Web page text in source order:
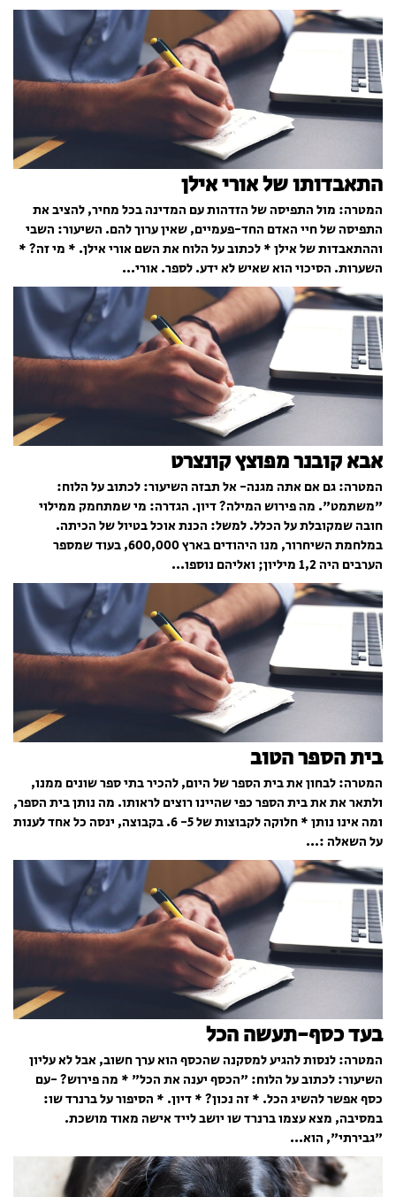
התאבדותו של אורי אילן
המטרה: מול התפיסה של הזדהות עם המדינה בכל מחיר, להציב את
התפיסה של חיי האדם החד-פעמיים, שאין ערוך להם. השיעור: השבי
וההתאבדות של אילן * לכתוב על הלוח את השם אורי אילן. * מי זה? *
השערות. הסיכוי הוא שאיש לא ידע. לספר. אורי...
אבא קובנר מפוצץ קונצרט
המטרה: גם אם אתה מגנה- אל תבזה השיעור: לכתוב על הלוח:
"משתמט". מה פירוש המילה? דיון. הגדרה: מי שמתחמק ממילוי
חובה שמקובלת על הכלל. למשל: הכנת אוכל בטיול של הכיתה.
במלחמת השיחרור, מנו היהודים בארץ 600,000, בעוד שמספר
הערבים היה 1,2 מיליון; ואליהם נוספו...
בית הספר הטוב
המטרה: לבחון את בית הספר של היום, להכיר בתי ספר שונים ממנו,
ולתאר את את בית הספר כפי שהיינו רוצים לראותו. מה נותן בית הספר,
ומה אינו נותן * חלוקה לקבוצות של 5- 6. בקבוצה, ינסה כל אחד לענות
על השאלה :...
בעד כסף-תעשה הכל
המטרה: לנסות להגיע למסקנה שהכסף הוא ערך חשוב, אבל לא עליון
השיעור: לכתוב על הלוח: "הכסף יענה את הכל" * מה פירוש? -עם
כסף אפשר להשיג הכל. * זה נכון? * דיון. * הסיפור על ברנרד שו:
במסיבה, מצא עצמו ברנרד שו יושב לייד אישה מאוד מושכת.
"גבירתי", הוא...